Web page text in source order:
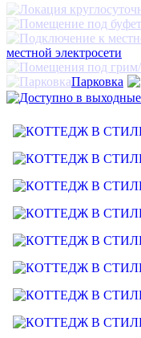
местной электросети
Парковка